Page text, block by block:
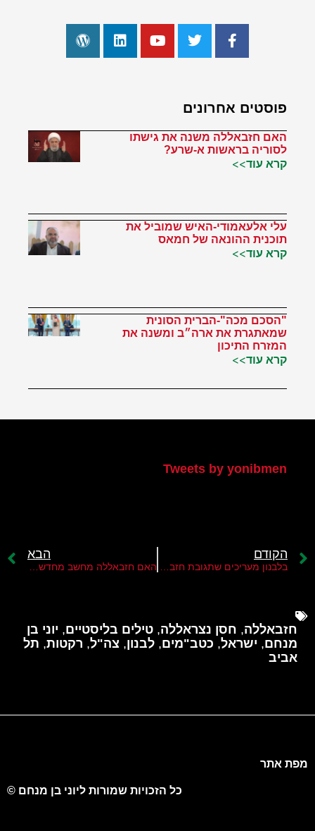
פוסטים אחרונים
האם חזבאללה משנה את גישתו
לסוריה בראשות א-שרע?
קרא עוד>>
עלי אלעאמודי-האיש שמוביל את
תוכנית ההונאה של חמאס
קרא עוד>>
"הסכם מכה"-הברית הסונית
שמאתגרת את ארה״ב ומשנה את
המזרח התיכון
קרא עוד>>
Tweets by yonibmen
הקודם הבא
חזבאללה, חסן נצראללה, טילים בליסטיים, יוני בן
מנחם, ישראל, כטב"מים, לבנון, צה"ל, רקטות, תל
אביב
מפת אתר
כל הזכויות שמורות ליוני בן מנחם ©